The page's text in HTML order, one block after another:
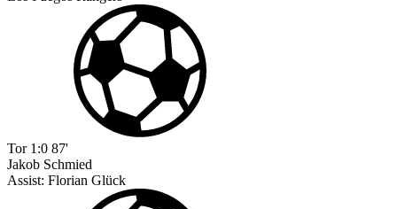
Tor 1:0 87'
Jakob Schmied
Assist: Florian Glück